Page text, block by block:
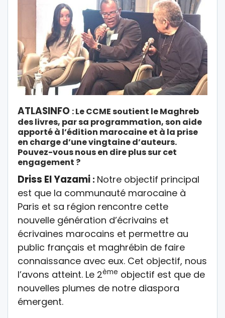
ATLASINFO : Le CCME soutient le Maghreb
des livres, par sa programmation, son aide
apporté à l’édition marocaine et à la prise
en charge d’une vingtaine d’auteurs.
Pouvez-vous nous en dire plus sur cet
engagement ?
Driss El Yazami : Notre objectif principal
est que la communauté marocaine à
Paris et sa région rencontre cette
nouvelle génération d’écrivains et
écrivaines marocains et permettre au
public français et maghrébin de faire
connaissance avec eux. Cet objectif, nous
l’avons atteint. Le 2ème objectif est que de
nouvelles plumes de notre diaspora
émergent.